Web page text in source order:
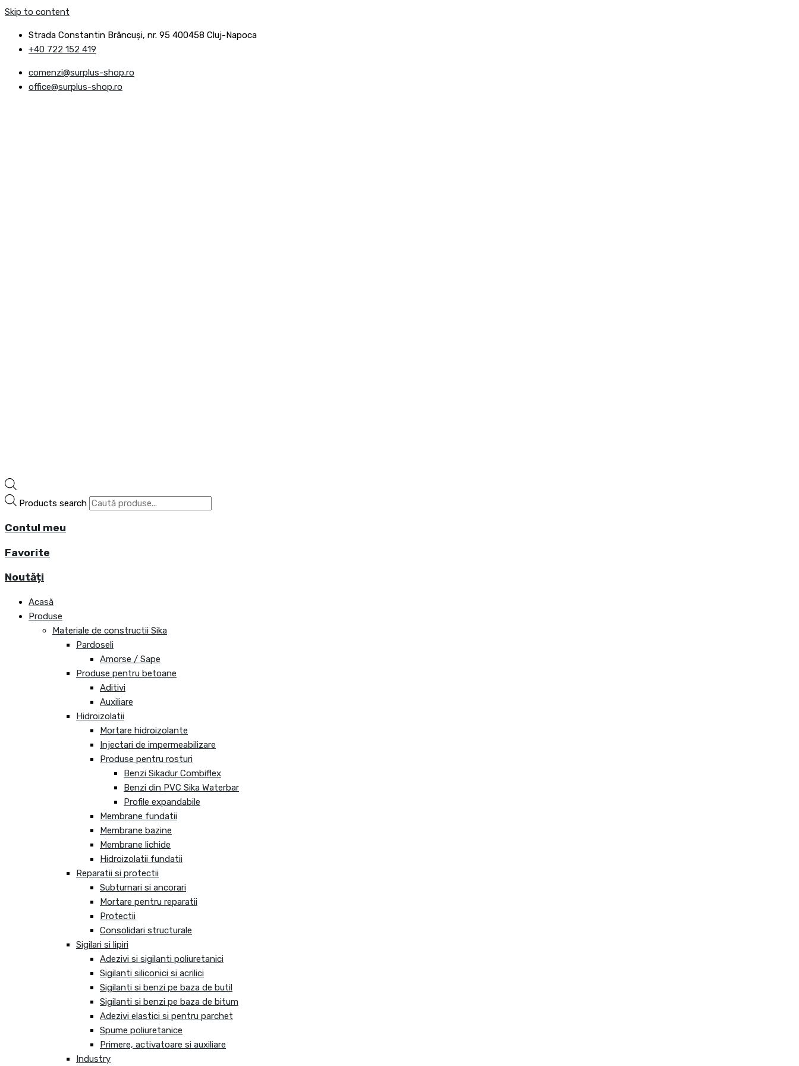
Skip to content
Strada Constantin Brâncuşi, nr. 95 400458 Cluj-Napoca
+40 722 152 419
comenzi@surplus-shop.ro
office@surplus-shop.ro
Products search
Contul meu
Favorite
Noutăți
Acasă
Produse
Materiale de constructii Sika
Pardoseli
Amorse / Sape
Produse pentru betoane
Aditivi
Auxiliare
Hidroizolatii
Mortare hidroizolante
Injectari de impermeabilizare
Produse pentru rosturi
Benzi Sikadur Combiflex
Benzi din PVC Sika Waterbar
Profile expandabile
Membrane fundatii
Membrane bazine
Membrane lichide
Hidroizolatii fundatii
Reparatii si protectii
Subturnari si ancorari
Mortare pentru reparatii
Protectii
Consolidari structurale
Sigilari si lipiri
Adezivi si sigilanti poliuretanici
Sigilanti siliconici si acrilici
Sigilanti si benzi pe baza de butil
Sigilanti si benzi pe baza de bitum
Adezivi elastici si pentru parchet
Spume poliuretanice
Primere, activatoare si auxiliare
Industry